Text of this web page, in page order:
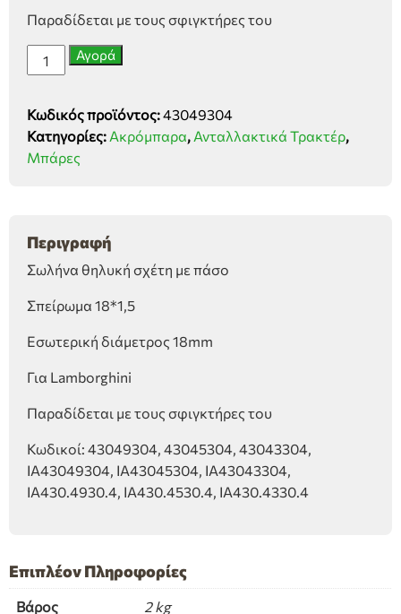
Παραδίδεται με τους σφιγκτήρες του
Σωλήνα
θηλυκή
με
πάσο
18*1,5
Αγορά
Κωδικός προϊόντος:43049304
Κατηγορίες: Ακρόμπαρα, Ανταλλακτικά Τρακτέρ,
Μπάρες
Περιγραφή
Σωλήνα θηλυκή σχέτη με πάσο
Σπείρωμα 18*1,5
Εσωτερική διάμετρος 18mm
Για Lamborghini
Παραδίδεται με τους σφιγκτήρες του
Κωδικοί: 43049304, 43045304, 43043304,
ΙΑ43049304, ΙΑ43045304, ΙΑ43043304,
ΙΑ430.4930.4, ΙΑ430.4530.4, ΙΑ430.4330.4
Επιπλέον Πληροφορίες
Βάρος 2 kg